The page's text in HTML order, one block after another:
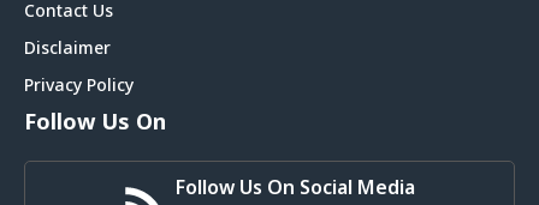
Contact Us
Disclaimer
Privacy Policy
Follow Us On
Follow Us On Social Media